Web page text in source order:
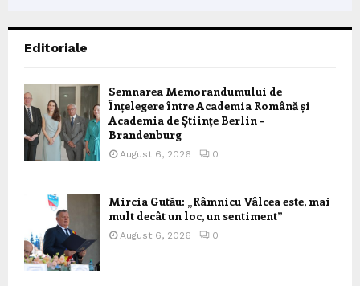
Editoriale
Semnarea Memorandumului de
Înțelegere între Academia Română și
Academia de Științe Berlin –
Brandenburg
August 6, 2026 0
Mircia Gutău: „Râmnicu Vâlcea este, mai
mult decât un loc, un sentiment”
August 6, 2026 0